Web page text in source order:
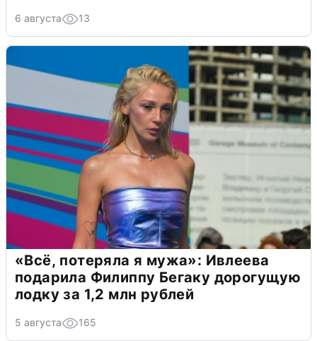
6 августа 13
«Всё, потеряла я мужа»: Ивлеева
подарила Филиппу Бегаку дорогущую
лодку за 1,2 млн рублей
5 августа 165